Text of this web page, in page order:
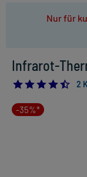
Nur für
Infrarot-
4.5
2
-35%*